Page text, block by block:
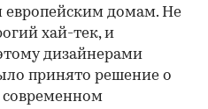
домам. Не
хай-тек, и
дизайнерами
принято решение о
современном